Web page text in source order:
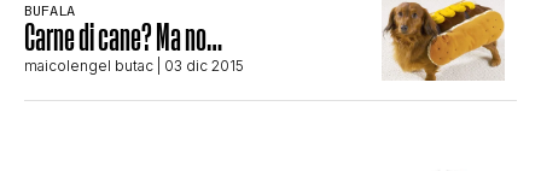
CONTATTI
BUFALA
Carne di cane? Ma no…
maicolengel butac | 03 dic 2015